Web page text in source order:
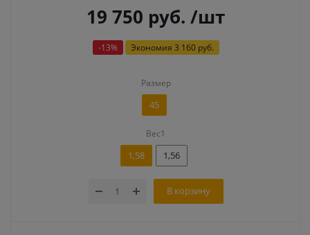
19 750 руб. /шт
-13% Экономия 3 160 руб.
Размер
45
Вес1
1,58 1,56
В корзину